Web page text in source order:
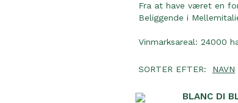
Fra at have været en
Beliggende i
Vinmarksareal: 24000
SORTER EFTER: NAVN
BLANC DI